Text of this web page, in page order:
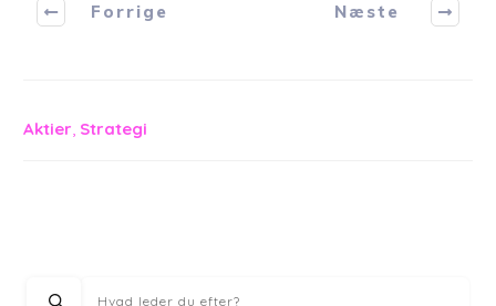
direkte
Forrige Næste
Aktier Strategi